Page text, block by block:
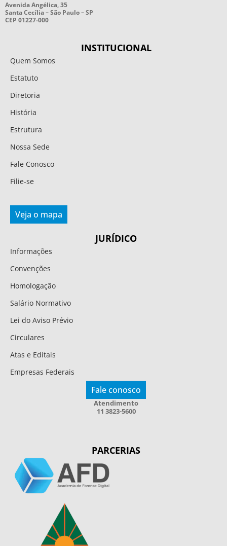
Avenida Angélica, 35
Santa Cecília – São Paulo – SP
CEP 01227-000
INSTITUCIONAL
Quem Somos
Estatuto
Diretoria
História
Estrutura
Nossa Sede
Fale Conosco
Filie-se
Veja o mapa
JURÍDICO
Informações
Convenções
Homologação
Salário Normativo
Lei do Aviso Prévio
Circulares
Atas e Editais
Empresas Federais
Fale conosco
Atendimento
11 3823-5600
PARCERIAS